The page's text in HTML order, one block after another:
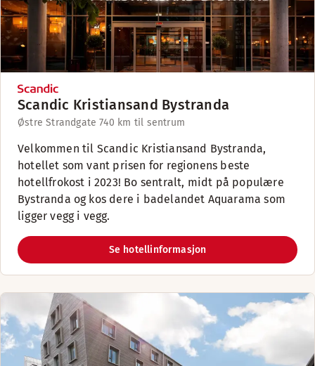
Scandic Kristiansand Bystranda
Østre Strandgate 740 km til sentrum
Velkommen til Scandic Kristiansand Bystranda,
hotellet som vant prisen for regionens beste
hotellfrokost i 2023! Bo sentralt, midt på populære
Bystranda og kos dere i badelandet Aquarama som
ligger vegg i vegg.
Se hotellinformasjon